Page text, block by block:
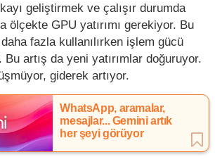
geliştirmek ve çalışır durumda
ölçekte GPU yatırımı gerekiyor. Bu
fazla kullanılırken işlem gücü
Bu artış da yeni yatırımlar doğuruyor.
giderek artıyor.
WhatsApp, aramalar,
mesajlar... Gemini artık
her şeyi görüyor